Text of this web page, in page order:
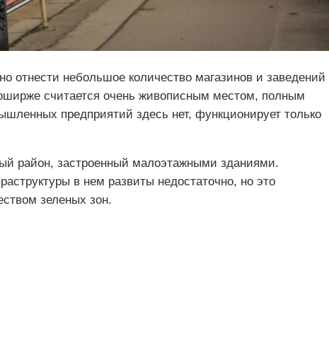
отнести небольшое количество магазинов и заведений
считается очень живописным местом, полным
предприятий здесь нет, функционирует только
район, застроенный малоэтажными зданиями.
в нем развиты недостаточно, но это
зеленых зон.